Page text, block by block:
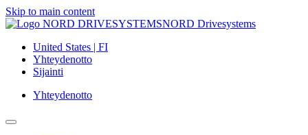
Skip to main content
NORD Drivesystems
United States | FI
Yhteydenotto
Sijainti
Yhteydenotto